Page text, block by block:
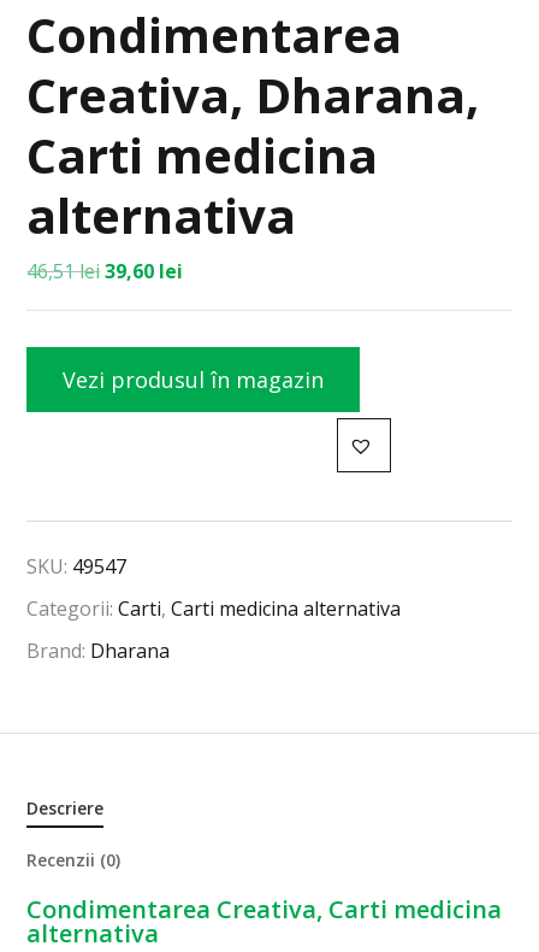
Condimentarea
Creativa, Dharana,
Carti medicina
alternativa
46,51lei39,60 lei
Vezi produsul în magazin
SKU: 49547
Categorii:Carti,Carti medicina alternativa
Brand: Dharana
Descriere
Recenzii (0)
Condimentarea Creativa, Carti medicina
alternativa